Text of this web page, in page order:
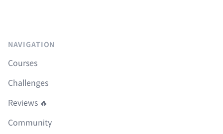
NAVIGATION
Courses
Challenges
Reviews 🔥
Community